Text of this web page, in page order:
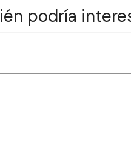
podría